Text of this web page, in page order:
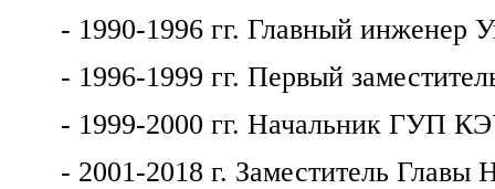
- 1990-1996 гг. Главный
- 1996-1999 гг. Первый
- 1999-2000 гг. Начальник ГУП
- 2001-2018 г. Заместитель Главы